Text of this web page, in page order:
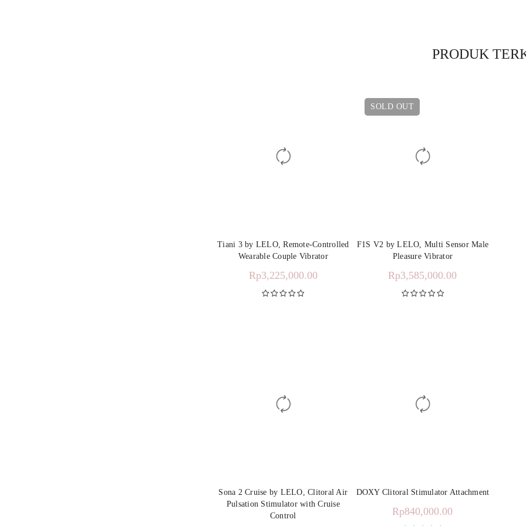
PRODUK
Tiani 3 by LELO, Remote-Controlled
Wearable Couple Vibrator
Rp3,225,000.00
SOLD OUT
F1S V2 by LELO, Multi Sensor Male
Pleasure Vibrator
Rp3,585,000.00
Sona 2 Cruise by LELO, Clitoral Air
Pulsation Stimulator with Cruise
Control
DOXY Clitoral Stimulator Attachment
Rp840,000.00